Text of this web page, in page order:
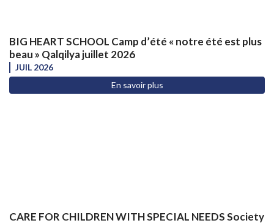
BIG HEART SCHOOL Camp d’été « notre été est plus
beau » Qalqilya juillet 2026
JUIL 2026
En savoir plus
CARE FOR CHILDREN WITH SPECIAL NEEDS Society